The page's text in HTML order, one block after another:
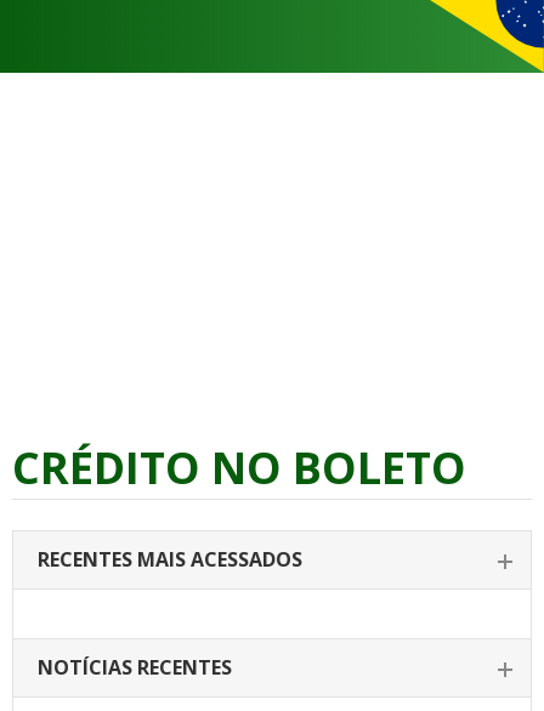
CRÉDITO NO BOLETO
RECENTES MAIS ACESSADOS
NOTÍCIAS RECENTES